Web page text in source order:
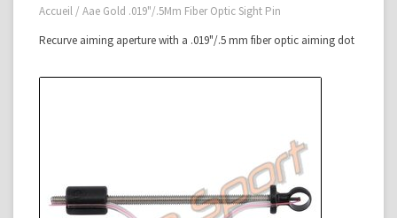
Accueil / Aae Gold .019"/.5Mm Fiber Optic Sight Pin
Recurve aiming aperture with a .019"/.5 mm fiber optic aiming dot